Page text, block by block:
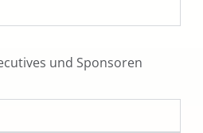
und Sponsoren